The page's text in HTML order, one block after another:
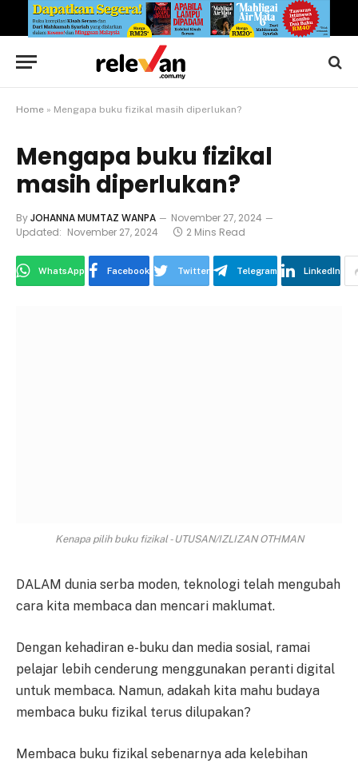
Home » Mengapa buku fizikal masih diperlukan?
Mengapa buku fizikal
masih diperlukan?
ByJOHANNA MUMTAZ WANPA
November 27, 2024
Updated: November 27, 2024 2 Mins Read
WhatsApp Facebook Twitter Telegram LinkedIn
Kenapa pilih buku fizikal - UTUSAN/IZLIZAN OTHMAN
DALAM dunia serba moden, teknologi telah mengubah
cara kita membaca dan mencari maklumat.
Dengan kehadiran e-buku dan media sosial, ramai
pelajar lebih cenderung menggunakan peranti digital
untuk membaca. Namun, adakah kita mahu budaya
membaca buku fizikal terus dilupakan?
Membaca buku fizikal sebenarnya ada kelebihan